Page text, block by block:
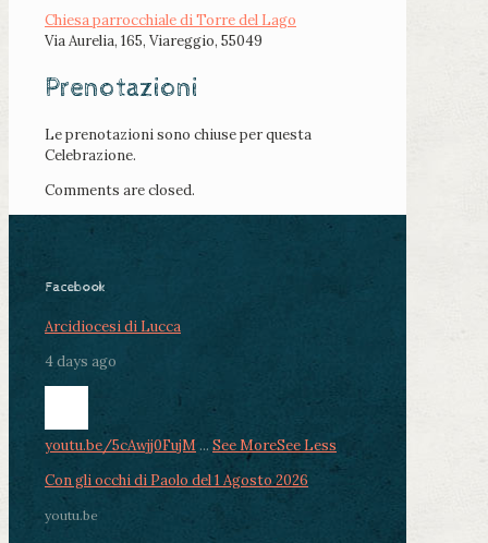
Chiesa parrocchiale di Torre del Lago
Via Aurelia, 165, Viareggio, 55049
Prenotazioni
Le prenotazioni sono chiuse per questa
Celebrazione.
Comments are closed.
Facebook
Arcidiocesi di Lucca
4 days ago
youtu.be/5cAwjj0FujM ... See MoreSee Less
Con gli occhi di Paolo del 1 Agosto 2026
youtu.be